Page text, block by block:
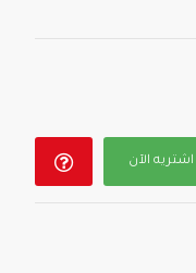
اشتريه الآن